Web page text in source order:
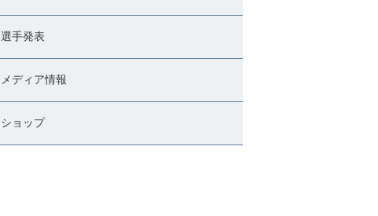
選手発表
メディア情報
ショップ